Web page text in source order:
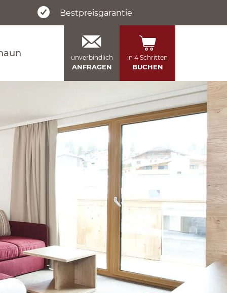
Bestpreisgarantie
unverbindlich
ANFRAGEN
in 4 Schritten
BUCHEN